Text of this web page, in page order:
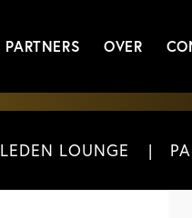
PARTNERS OVER
LEDEN LOUNGE